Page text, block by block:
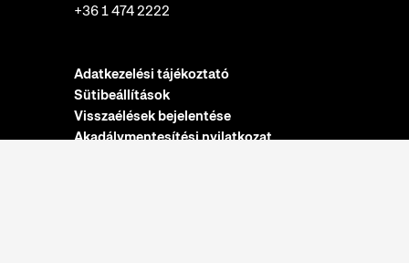
+36 1 474 2222
Adatkezelési tájékoztató
Sütibeállítások
Visszaélések bejelentése
Akadálymentesítési nyilatkozat